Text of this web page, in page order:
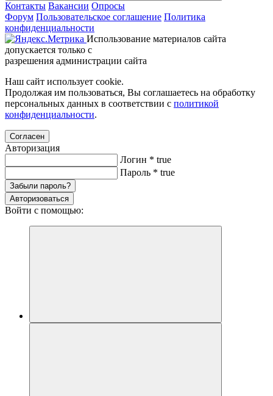
Контакты Вакансии Опросы
Форум Пользовательское соглашение Политика
конфиденциальности
Использование материалов сайта
допускается только с
разрешения администрации сайта
Наш сайт использует cookie.
Продолжая им пользоваться, Вы соглашаетесь на обработку
персональных данных в соответствии с политикой
конфиденциальности.
Согласен
Авторизация
Логин * true
Пароль * true
Забыли пароль?
Авторизоваться
Войти с помощью: